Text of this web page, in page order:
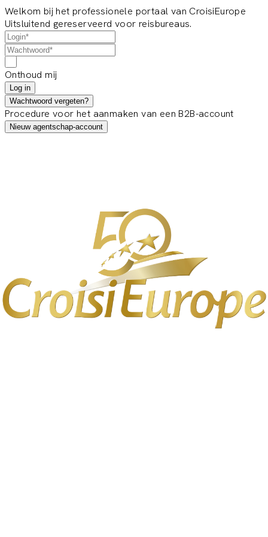
Welkom bij het professionele portaal van CroisiEurope
Uitsluitend gereserveerd voor reisbureaus.
Onthoud mij
Log in
Wachtwoord vergeten?
Procedure voor het aanmaken van een B2B-account
Nieuw agentschap-account